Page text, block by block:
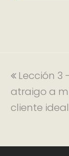
Lección 3
atraigo a
cliente ideal